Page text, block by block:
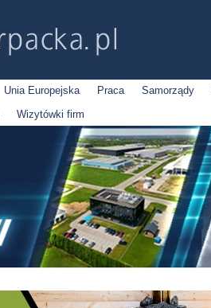
Unia Europejska Praca Samorządy
Wizytówki firm